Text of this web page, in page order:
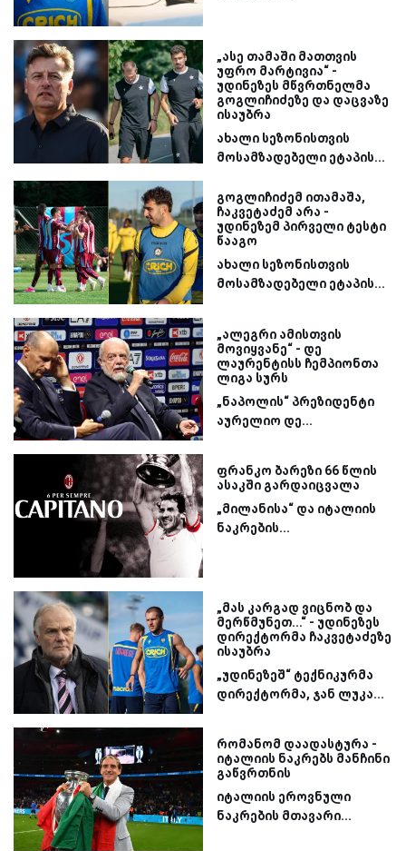
„ასე თამაში მათთვის
უფრო მარტივია“ -
უდინეზეს მწვრთნელმა
გოგლიჩიძეზე და დაცვაზე
ისაუბრა
ახალი სეზონისთვის
მოსამზადებელი ეტაპის...
გოგლიჩიძემ ითამაშა,
ჩაკვეტაძემ არა -
უდინეზემ პირველი ტესტი
წააგო
ახალი სეზონისთვის
მოსამზადებელი ეტაპის...
„ალეგრი ამისთვის
მოვიყვანე“ - დე
ლაურენტისს ჩემპიონთა
ლიგა სურს
„ნაპოლის“ პრეზიდენტი
აურელიო დე...
ფრანკო ბარეზი 66 წლის
ასაკში გარდაიცვალა
„მილანისა“ და იტალიის
ნაკრების...
„მას კარგად ვიცნობ და
მერწმუნეთ...“ - უდინეზეს
დირექტორმა ჩაკვეტაძეზე
ისაუბრა
„უდინეზეშ“ ტექნიკურმა
დირექტორმა, ჯან ლუკა...
რომანომ დაადასტურა -
იტალიის ნაკრებს მანჩინი
გაწვრთნის
იტალიის ეროვნული
ნაკრების მთავარი...